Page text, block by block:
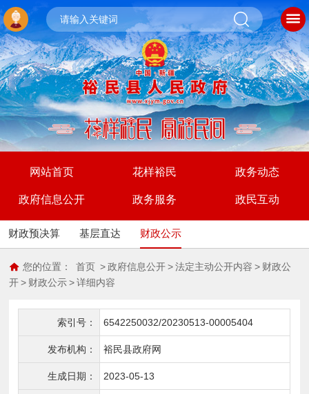
网站首页 花样裕民 政务动态
政府信息公开 政务服务 政民互动
财政预决算 基层直达 财政公示
您的位置： 首页 > 政府信息公开 > 法定主动公开内容 > 财政公
开 > 财政公示 > 详细内容
索引号： 6542250032/20230513-00005404
发布机构： 裕民县政府网
生成日期： 2023-05-13